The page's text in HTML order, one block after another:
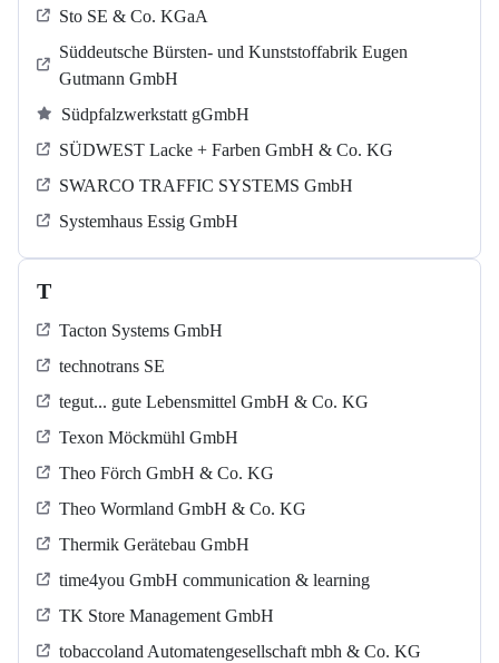
Sto SE & Co. KGaA
Süddeutsche Bürsten- und Kunststoffabrik Eugen
Gutmann GmbH
Südpfalzwerkstatt gGmbH
SÜDWEST Lacke + Farben GmbH & Co. KG
SWARCO TRAFFIC SYSTEMS GmbH
Systemhaus Essig GmbH
T
Tacton Systems GmbH
technotrans SE
tegut... gute Lebensmittel GmbH & Co. KG
Texon Möckmühl GmbH
Theo Förch GmbH & Co. KG
Theo Wormland GmbH & Co. KG
Thermik Gerätebau GmbH
time4you GmbH communication & learning
TK Store Management GmbH
tobaccoland Automatengesellschaft mbh & Co. KG